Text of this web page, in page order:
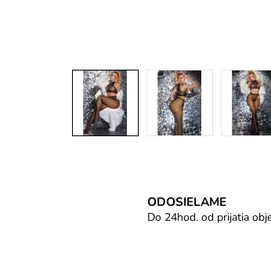
ODOSIELAME
Do 24hod. od prijatia